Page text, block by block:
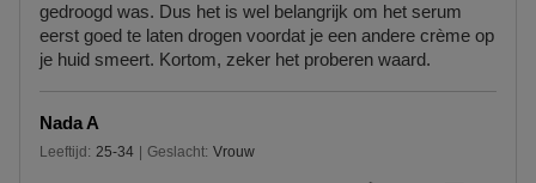
gedroogd was. Dus het is wel belangrijk om het serum
eerst goed te laten drogen voordat je een andere crème op
je huid smeert. Kortom, zeker het proberen waard.
E
N
E
N
Nada A
Leeftijd
25 tot 34 25-34 Geslacht Vrouw